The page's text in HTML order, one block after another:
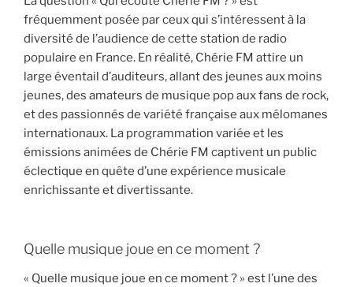
fréquemment posée par ceux qui s’intéressent à la
diversité de l’audience de cette station de radio
populaire en France. En réalité, Chérie FM attire un
large éventail d’auditeurs, allant des jeunes aux moins
jeunes, des amateurs de musique pop aux fans de rock,
et des passionnés de variété française aux mélomanes
internationaux. La programmation variée et les
émissions animées de Chérie FM captivent un public
éclectique en quête d’une expérience musicale
enrichissante et divertissante.
Quelle musique joue en ce moment ?
« Quelle musique joue en ce moment ? » est l’une des